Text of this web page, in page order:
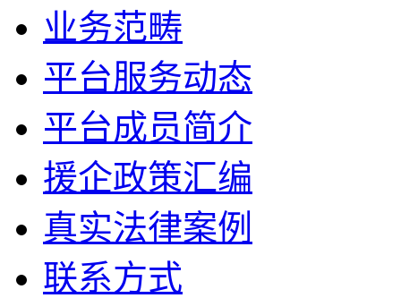
业务范畴
平台服务动态
平台成员简介
援企政策汇编
真实法律案例
联系方式